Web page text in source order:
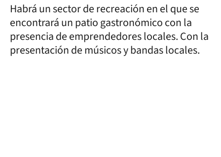
Habrá un sector de recreación en el que se
encontrará un patio gastronómico con la
presencia de emprendedores locales. Con la
presentación de músicos y bandas locales.